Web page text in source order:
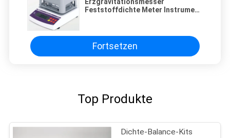
Feststoffdichte Meter Instrument
Fortsetzen
Top Produkte
Dichte-Balance-Kits